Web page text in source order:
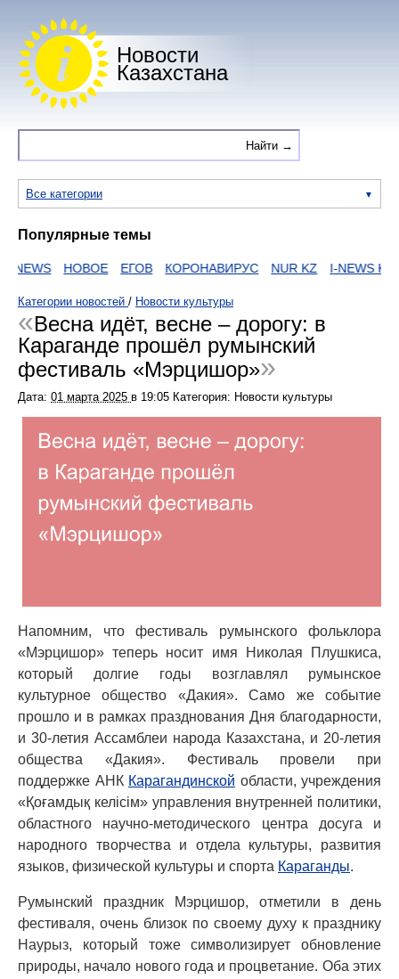
Новости
Казахстана
Все категории
Популярные темы
НОВОЕ ЕГОВ КОРОНАВИРУС NUR KZ I-NEWS KZ
Категории новостей / Новости культуры
Весна идёт, весне – дорогу: в
Караганде прошёл румынский
фестиваль «Мэрцишор»
Дата: 01 марта 2025 в 19:05 Категория: Новости культуры
Напомним, что фестиваль румынского фольклора
«Мэрцишор» теперь носит имя Николая Плушкиса,
который долгие годы возглавлял румынское
культурное общество «Дакия». Само же событие
прошло и в рамках празднования Дня благодарности,
и 30-летия Ассамблеи народа Казахстана, и 20-летия
общества «Дакия». Фестиваль провели при
поддержке АНК Карагандинской области, учреждения
«Қоғамдық келісім» управления внутренней политики,
областного научно-методического центра досуга и
народного творчества и отдела культуры, развития
языков, физической культуры и спорта Караганды.
Румынский праздник Мэрцишор, отметили в день
фестиваля, очень близок по своему духу к празднику
Наурыз, который тоже символизирует обновление
природы, начало нового года и процветание. Оба этих